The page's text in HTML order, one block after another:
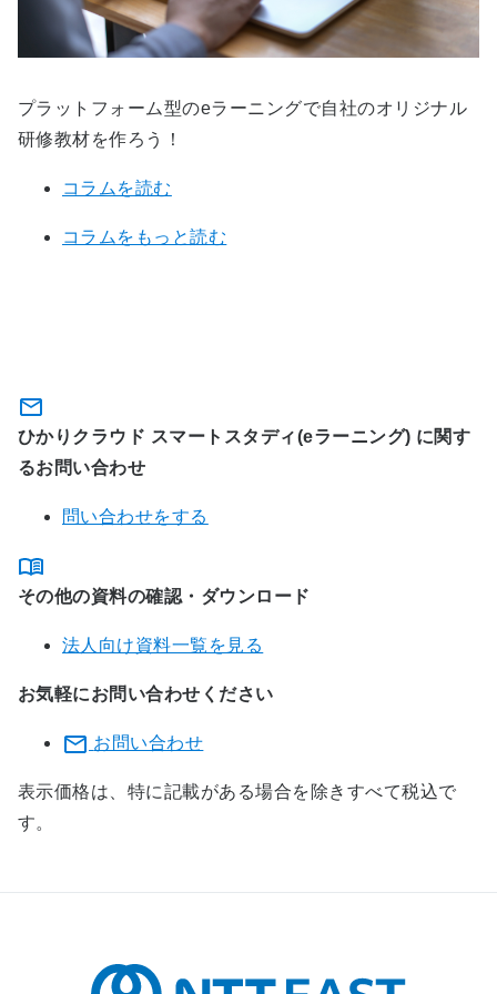
プラットフォーム型のeラーニングで自社のオリジナル
研修教材を作ろう！
コラムを読む
コラムをもっと読む
ひかりクラウド スマートスタディ(eラーニング) に関す
るお問い合わせ
問い合わせをする
その他の資料の確認・ダウンロード
法人向け資料一覧を見る
お気軽にお問い合わせください
お問い合わせ
表示価格は、特に記載がある場合を除きすべて税込で
す。